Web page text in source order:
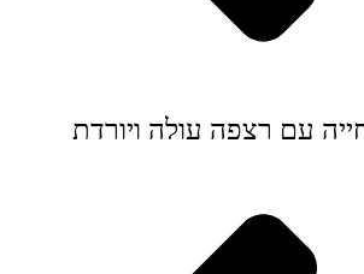
עם רצפה עולה ויורדת